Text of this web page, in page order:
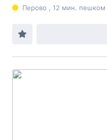
Перово , 12 мин. пешком